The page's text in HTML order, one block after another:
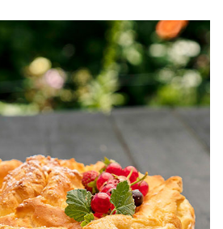
dietetice. 100 Retete mancare
pentru dieta.